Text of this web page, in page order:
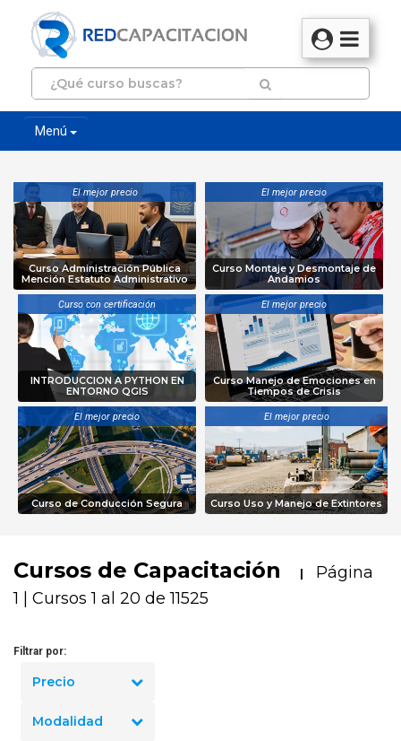
Menú
El mejor precio
Curso Administración Pública
Mención Estatuto Administrativo
El mejor precio
Curso Montaje y Desmontaje de
Andamios
Curso con certificación
INTRODUCCION A PYTHON EN
ENTORNO QGIS
El mejor precio
Curso Manejo de Emociones en
Tiempos de Crisis
El mejor precio
Curso de Conducción Segura
El mejor precio
Curso Uso y Manejo de Extintores
Cursos de Capacitación
Página
1 | Cursos 1 al 20 de 11525
Filtrar por:
Precio
Modalidad